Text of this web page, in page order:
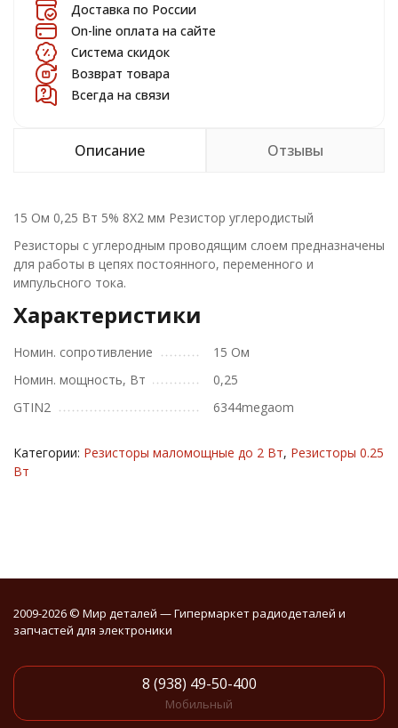
Доставка по России
On-line оплата на сайте
Система скидок
Возврат товара
Всегда на связи
Описание Отзывы
15 Ом 0,25 Вт 5% 8X2 мм Резистор углеродистый
Резисторы с углеродным проводящим слоем предназначены
для работы в цепях постоянного, переменного и
импульсного тока.
Характеристики
Номин. сопротивление
15 Ом
Номин. мощность, Вт
0,25
GTIN2
6344megaom
Категории: Резисторы маломощные до 2 Вт, Резисторы 0.25
Вт
2009-2026 © Мир деталей — Гипермаркет радиодеталей и
запчастей для электроники
8 (938) 49-50-400
Мобильный